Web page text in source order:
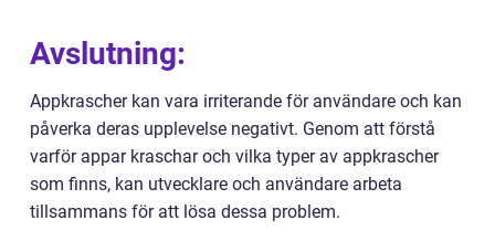
Avslutning:
Appkrascher kan vara irriterande för användare och kan
påverka deras upplevelse negativt. Genom att förstå
varför appar kraschar och vilka typer av appkrascher
som finns, kan utvecklare och användare arbeta
tillsammans för att lösa dessa problem.